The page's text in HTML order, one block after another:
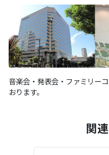
音楽会・発表会・ファミリー
おります。
関